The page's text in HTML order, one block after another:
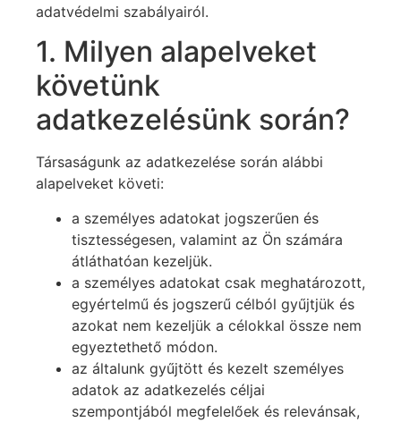
adatvédelmi szabályairól.
1. Milyen alapelveket
követünk
adatkezelésünk során?
Társaságunk az adatkezelése során alábbi
alapelveket követi:
a személyes adatokat jogszerűen és
tisztességesen, valamint az Ön számára
átláthatóan kezeljük.
a személyes adatokat csak meghatározott,
egyértelmű és jogszerű célból gyűjtjük és
azokat nem kezeljük a célokkal össze nem
egyeztethető módon.
az általunk gyűjtött és kezelt személyes
adatok az adatkezelés céljai
szempontjából megfelelőek és relevánsak,